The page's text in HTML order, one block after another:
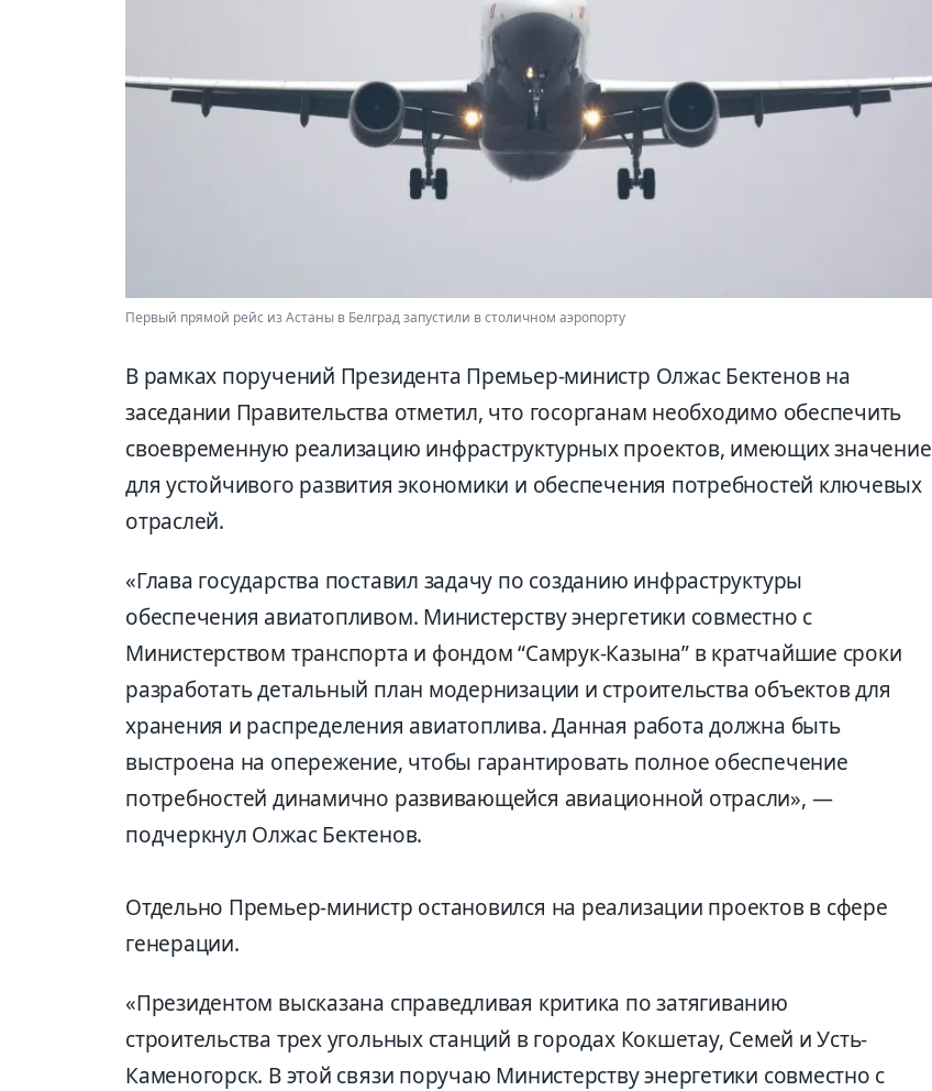
Первый прямой рейс из Астаны в Белград запустили в столичном аэропорту
В рамках поручений Президента Премьер-министр Олжас Бектенов на
заседании Правительства отметил, что госорганам необходимо обеспечить
своевременную реализацию инфраструктурных проектов, имеющих значение
для устойчивого развития экономики и обеспечения потребностей ключевых
отраслей.
«Глава государства поставил задачу по созданию инфраструктуры
обеспечения авиатопливом. Министерству энергетики совместно с
Министерством транспорта и фондом “Самрук-Казына” в кратчайшие сроки
разработать детальный план модернизации и строительства объектов для
хранения и распределения авиатоплива. Данная работа должна быть
выстроена на опережение, чтобы гарантировать полное обеспечение
потребностей динамично развивающейся авиационной отрасли», —
подчеркнул Олжас Бектенов.
Отдельно Премьер-министр остановился на реализации проектов в сфере
генерации.
«Президентом высказана справедливая критика по затягиванию
строительства трех угольных станций в городах Кокшетау, Семей и Усть-
Каменогорск. В этой связи поручаю Министерству энергетики совместно с